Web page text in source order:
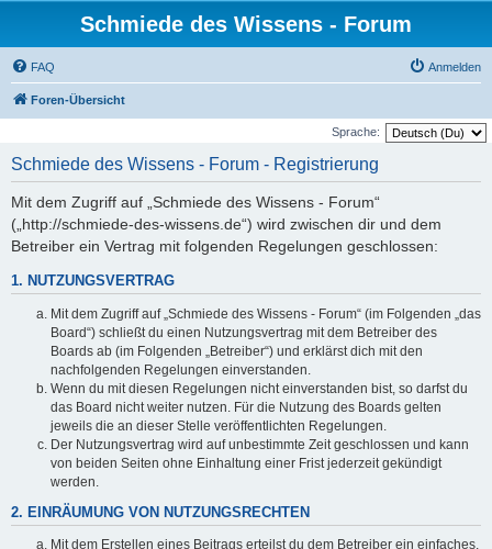
Schmiede des Wissens - Forum
FAQ Anmelden
Foren-Übersicht
Sprache:
Schmiede des Wissens - Forum - Registrierung
Mit dem Zugriff auf „Schmiede des Wissens - Forum“
(„http://schmiede-des-wissens.de“) wird zwischen dir und dem
Betreiber ein Vertrag mit folgenden Regelungen geschlossen:
1. NUTZUNGSVERTRAG
Mit dem Zugriff auf „Schmiede des Wissens - Forum“ (im Folgenden „das
Board“) schließt du einen Nutzungsvertrag mit dem Betreiber des
Boards ab (im Folgenden „Betreiber“) und erklärst dich mit den
nachfolgenden Regelungen einverstanden.
Wenn du mit diesen Regelungen nicht einverstanden bist, so darfst du
das Board nicht weiter nutzen. Für die Nutzung des Boards gelten
jeweils die an dieser Stelle veröffentlichten Regelungen.
Der Nutzungsvertrag wird auf unbestimmte Zeit geschlossen und kann
von beiden Seiten ohne Einhaltung einer Frist jederzeit gekündigt
werden.
2. EINRÄUMUNG VON NUTZUNGSRECHTEN
Mit dem Erstellen eines Beitrags erteilst du dem Betreiber ein einfaches,